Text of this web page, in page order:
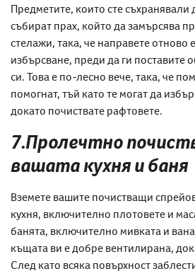
Предметите, които сте съхранявали
събират прах, който да замърсява
стелажи, така, че направете отново
избърсване, преди да ги поставите
си. Това е по-лесно вече, така, че
помогнат, тъй като те могат да
докато почиствате рафтовете.
7.Пролечтно
вашата кухня и баня
Вземете вашите почистващи
кухня, включително плотовете и
банята, включително мивката и
къщата ви е добре вентилирана,
След като всяка повърхност